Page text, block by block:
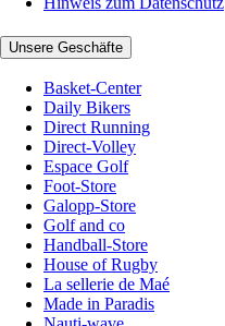
Unsere Geschäfte
Basket-Center
Daily Bikers
Direct Running
Direct-Volley
Espace Golf
Foot-Store
Galopp-Store
Golf and co
Handball-Store
House of Rugby
La sellerie de Maé
Made in Paradis